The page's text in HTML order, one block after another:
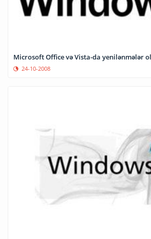
Microsoft Office və Vista-da yenilənmələr
24-10-2008